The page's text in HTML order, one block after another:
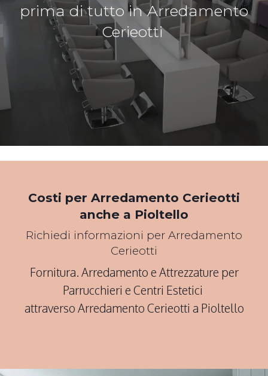
prima di tutto in Arredamento
Cerieotti
Costi per Arredamento Cerieotti
anche a Pioltello
Richiedi informazioni per Arredamento
Cerieotti
Fornitura. Arredamento e Attrezzature per
Parrucchieri e Centri Estetici
attraverso Arredamento Cerieotti a Pioltello